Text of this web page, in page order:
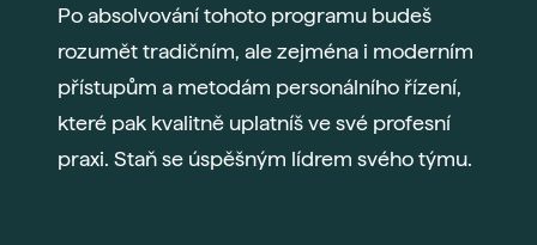
Po absolvování tohoto programu budeš
rozumět tradičním, ale zejména i moderním
přístupům a metodám personálního řízení,
které pak kvalitně uplatníš ve své profesní
praxi. Staň se úspěšným lídrem svého týmu.